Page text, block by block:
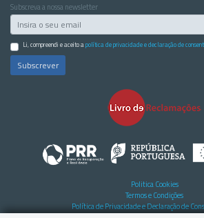
Subscreva a nossa newsletter
Li, compreendi e aceito apolítica de privacidade e declaração de
Subscrever
Politica Cookies
Termos e Condições
Política de Privacidade e Declaração de